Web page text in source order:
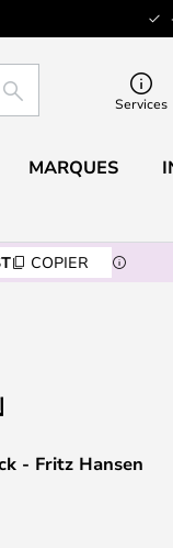
RECHERCHERServices
MARQUES
COPIER
- Fritz Hansen